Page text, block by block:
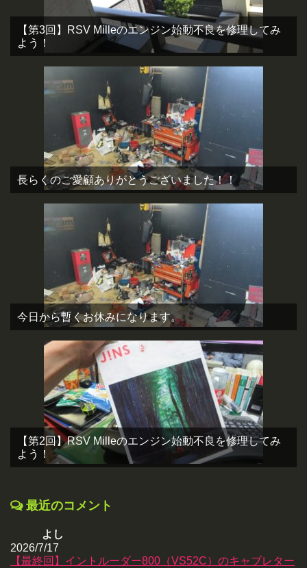
【第3回】RSV Milleのエンジン始動不良を修理してみ
よう！
長らくのご愛顧ありがとうございました！！
今日から暫くお休みになります。
【第2回】RSV Milleのエンジン始動不良を修理してみ
よう！
最近のコメント
よし
2026/7/17
【最終回】イントルーダー800（VS52C）のキャブレター